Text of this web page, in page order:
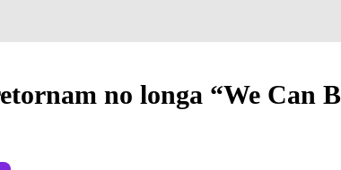
no longa “We Can